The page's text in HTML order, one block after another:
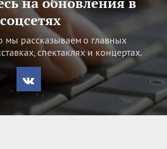
соцсетях
рассказываем о главных
спектаклях и концертах.